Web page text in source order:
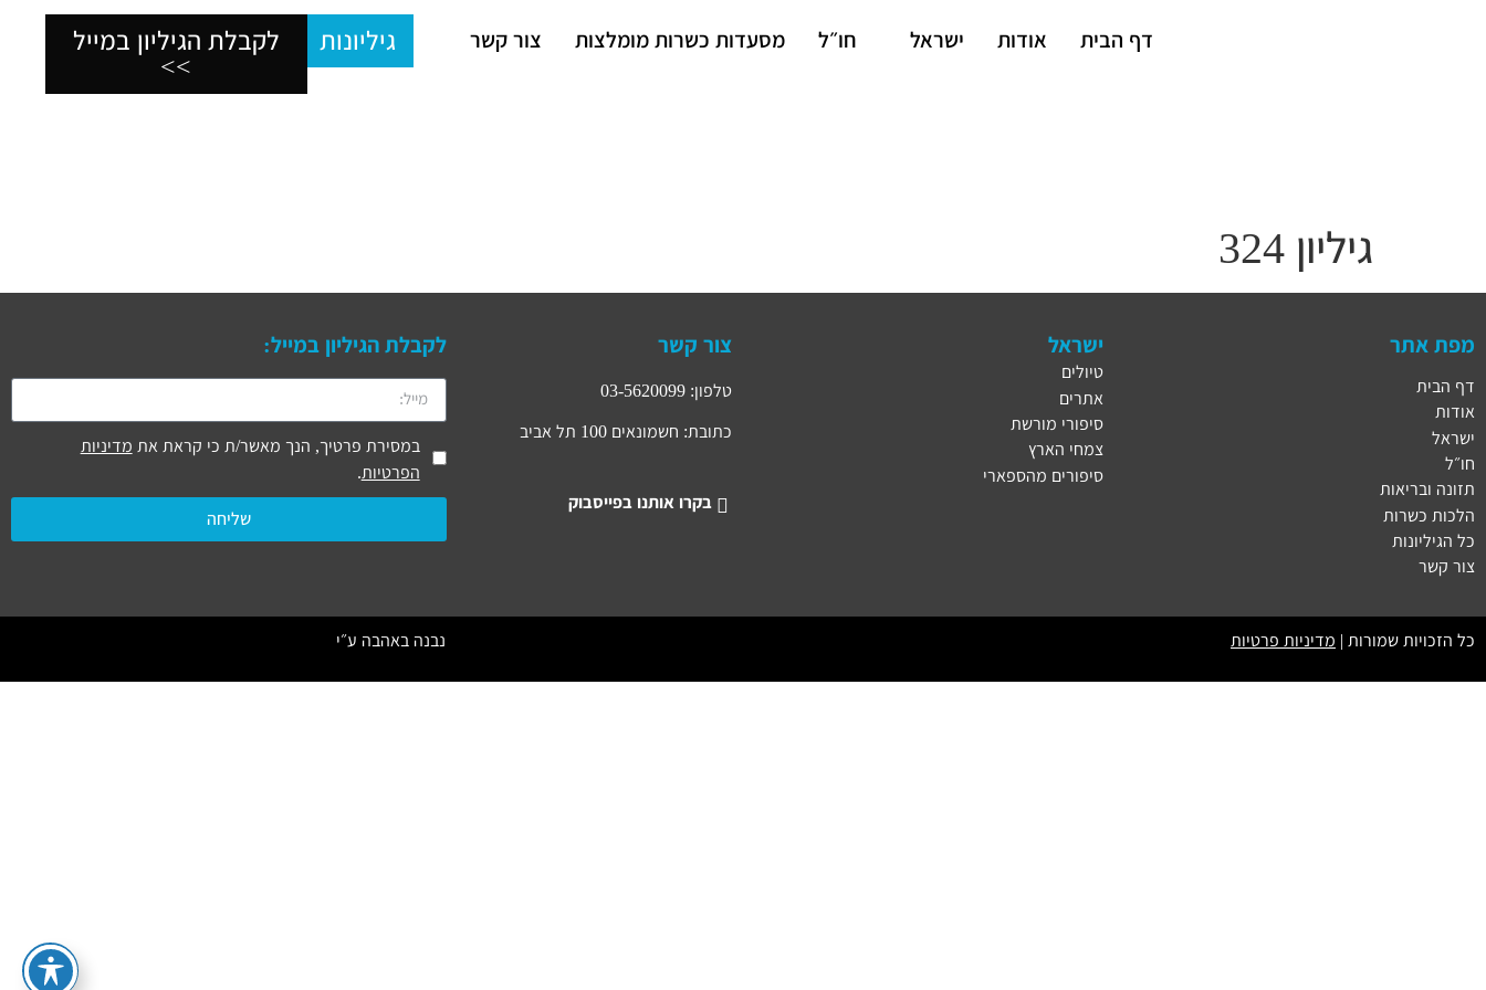
דף הבית אודות ישראל חו״ל מסעדות כשרות מומלצות צור קשר גיליונות
לקבלת הגיליון במייל
>>
גיליון 324
מפת אתר
דף הבית
אודות
ישראל
חו״ל
תזונה ובריאות
הלכות כשרות
כל הגיליונות
צור קשר
ישראל
טיולים
אתרים
סיפורי מורשת
צמחי הארץ
סיפורים מהספארי
צור קשר
טלפון: 03-5620099
כתובת: חשמונאים 100 תל אביב
בקרו אותנו בפייסבוק
לקבלת הגיליון במייל:
במסירת פרטיך, הנך מאשר/ת כי קראת את מדיניות
הפרטיות.
שליחה
כל הזכויות שמורות | מדיניות פרטיות נבנה באהבה ע״י